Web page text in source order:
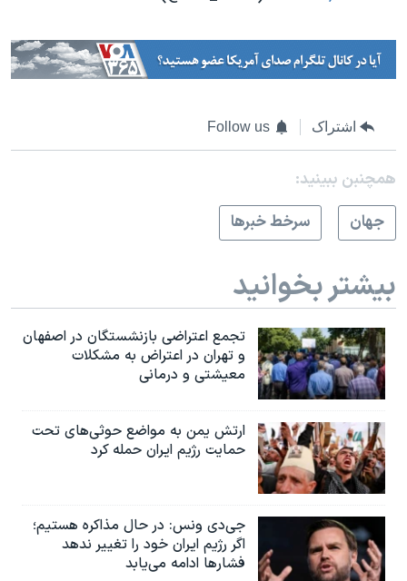
اشتراک Follow us
همچنبن ببینید:
جهان
سرخط خبرها
بیشتر بخوانید
تجمع اعتراضی بازنشستگان در اصفهان
و تهران در اعتراض به مشکلات
معیشتی و درمانی
ارتش یمن به مواضع حوثی‌های تحت
حمایت رژیم ایران حمله کرد
جی‌دی ونس: در حال مذاکره هستیم؛
اگر رژیم ایران خود را تغییر ندهد
فشارها ادامه می‌یابد